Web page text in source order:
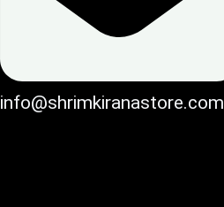
info@shrimkiranastore.com